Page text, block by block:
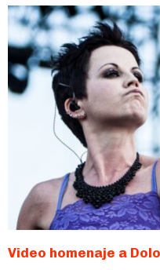
Video homenaje a